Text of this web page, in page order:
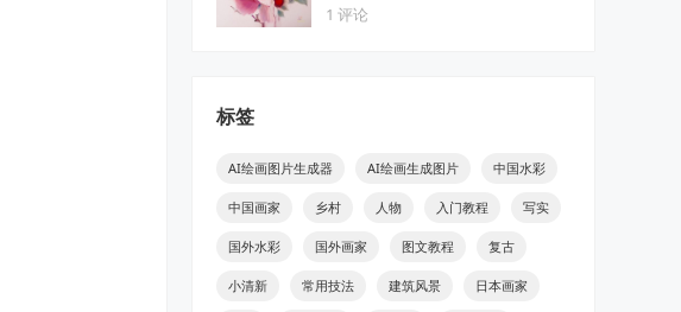
1 评论
标签
AI绘画图片生成器 AI绘画生成图片 中国水彩
中国画家 乡村 人物 入门教程 写实
国外水彩 国外画家 图文教程 复古
小清新 常用技法 建筑风景 日本画家